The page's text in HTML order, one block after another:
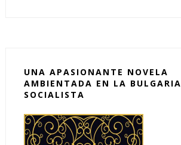
UNA APASIONANTE NOVELA
AMBIENTADA EN LA BULGARIA
SOCIALISTA